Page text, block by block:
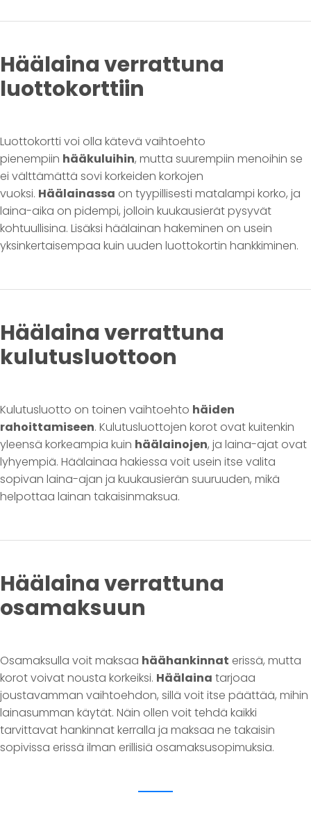
Häälaina verrattuna
luottokorttiin
Luottokortti voi olla kätevä vaihtoehto
pienempiin hääkuluihin, mutta suurempiin menoihin se
ei välttämättä sovi korkeiden korkojen
vuoksi. Häälainassa on tyypillisesti matalampi korko, ja
laina-aika on pidempi, jolloin kuukausierät pysyvät
kohtuullisina. Lisäksi häälainan hakeminen on usein
yksinkertaisempaa kuin uuden luottokortin hankkiminen.
Häälaina verrattuna
kulutusluottoon
Kulutusluotto on toinen vaihtoehto häiden
rahoittamiseen. Kulutusluottojen korot ovat kuitenkin
yleensä korkeampia kuin häälainojen, ja laina-ajat ovat
lyhyempiä. Häälainaa hakiessa voit usein itse valita
sopivan laina-ajan ja kuukausierän suuruuden, mikä
helpottaa lainan takaisinmaksua.
Häälaina verrattuna
osamaksuun
Osamaksulla voit maksaa häähankinnat erissä, mutta
korot voivat nousta korkeiksi. Häälaina tarjoaa
joustavamman vaihtoehdon, sillä voit itse päättää, mihin
lainasumman käytät. Näin ollen voit tehdä kaikki
tarvittavat hankinnat kerralla ja maksaa ne takaisin
sopivissa erissä ilman erillisiä osamaksusopimuksia.